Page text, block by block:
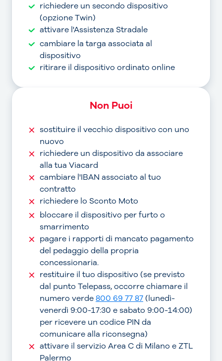
richiedere un secondo dispositivo
(opzione Twin)
attivare l'Assistenza Stradale
cambiare la targa associata al
dispositivo
ritirare il dispositivo ordinato online
Non Puoi
sostituire il vecchio dispositivo con uno
nuovo
richiedere un dispositivo da associare
alla tua Viacard
cambiare l'IBAN associato al tuo
contratto
richiedere lo Sconto Moto
bloccare il dispositivo per furto o
smarrimento
pagare i rapporti di mancato pagamento
del pedaggio della propria
concessionaria.
restituire il tuo dispositivo (se previsto
dal punto Telepass, occorre chiamare il
numero verde800 69 77 87(lunedì-
venerdì 9:00-17:30 e sabato 9:00-14:00)
per ricevere un codice PIN da
comunicare alla riconsegna)
attivare il servizio Area C di Milano e ZTL
Palermo